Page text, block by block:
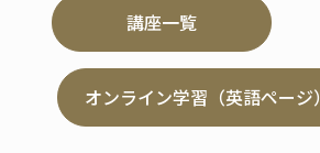
講座一覧
オンライン学習（英語ページ）